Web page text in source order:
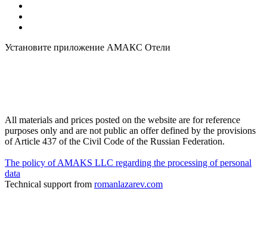
Установите приложение АМАКС Отели
All materials and prices posted on the website are for reference
purposes only and are not public an offer defined by the provisions
of Article 437 of the Civil Code of the Russian Federation.
The policy of AMAKS LLC regarding the processing of personal
data
Technical support from romanlazarev.com